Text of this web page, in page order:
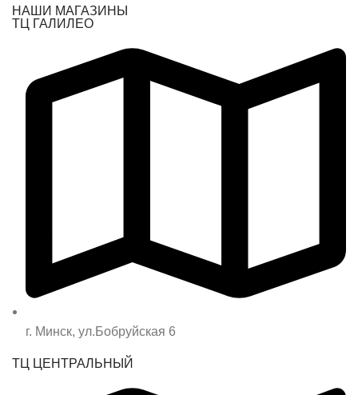
НАШИ МАГАЗИНЫ
ТЦ ГАЛИЛЕО
г. Минск, ул.Бобруйская 6
ТЦ ЦЕНТРАЛЬНЫЙ